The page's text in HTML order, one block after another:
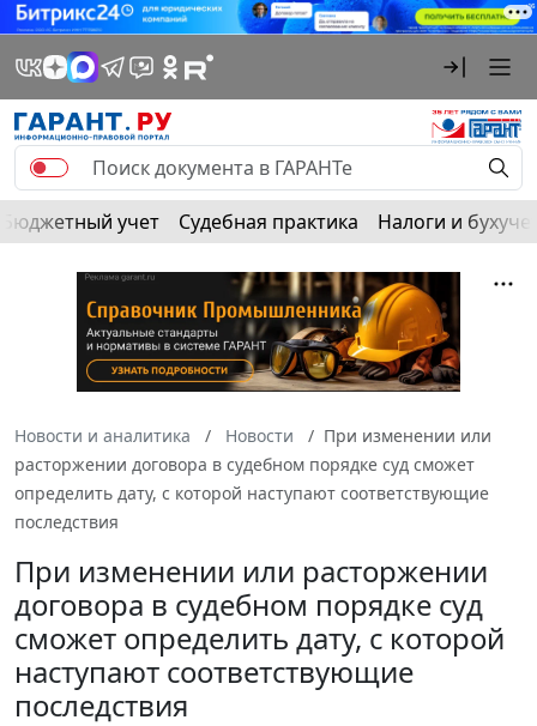
Бюджетный учет Судебная практика Налоги и
Новости и аналитика Новости
При изменении или
расторжении договора в судебном порядке суд сможет
определить дату, с которой наступают соответствующие
последствия
При изменении или расторжении
договора в судебном порядке суд
сможет определить дату, с которой
наступают соответствующие
последствия